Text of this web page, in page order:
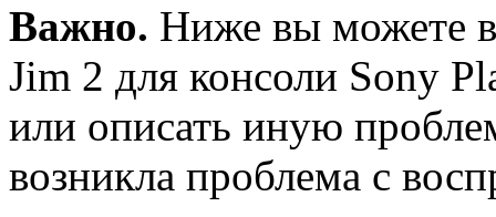
Важно. Ниже вы можете
Jim 2 для консоли Sony
или описать иную
возникла проблема с